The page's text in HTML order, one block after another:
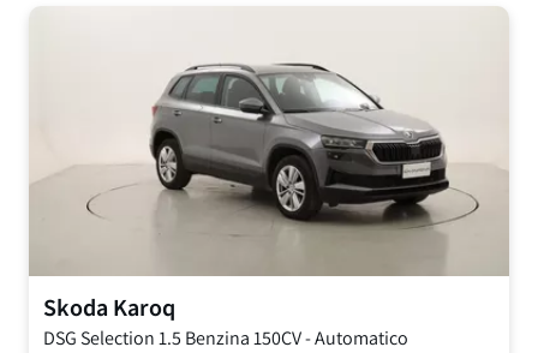
Skoda Karoq
DSG Selection1.5 Benzina 150CV-Automatico